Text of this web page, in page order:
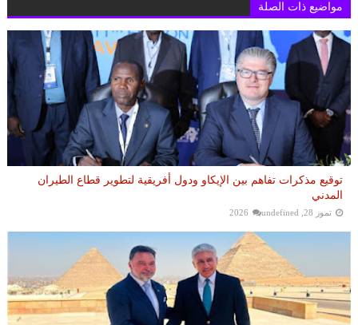
مواضيع ذات الصلة
توقيع مذكرات تفاهم بين الإيكاو ودول أفريقية لتطوير قطاع الطيران
المدني
تموز 28, 2026 undefined